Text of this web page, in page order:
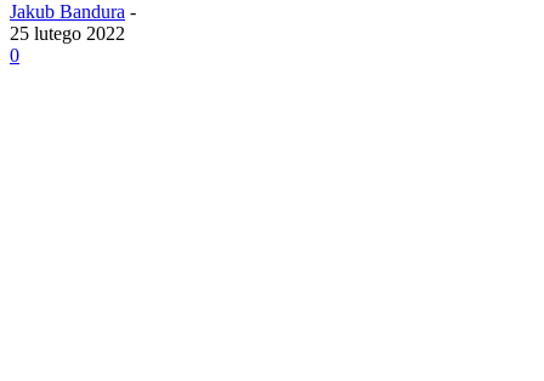
Jakub Bandura -
25 lutego 2022
0